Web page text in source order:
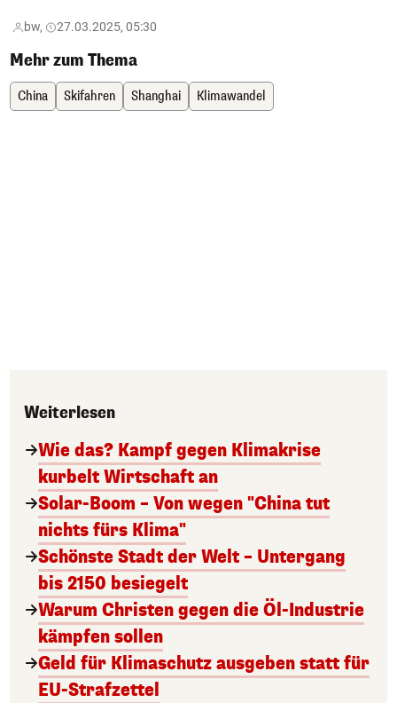
bw, 27.03.2025, 05:30
Mehr zum Thema
China Skifahren Shanghai Klimawandel
Weiterlesen
Wie das? Kampf gegen Klimakrise
kurbelt Wirtschaft an
Solar-Boom – Von wegen "China tut
nichts fürs Klima"
Schönste Stadt der Welt – Untergang
bis 2150 besiegelt
Warum Christen gegen die Öl-Industrie
kämpfen sollen
Geld für Klimaschutz ausgeben statt für
EU-Strafzettel